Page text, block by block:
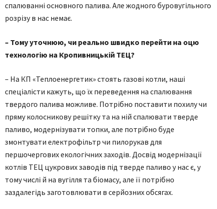
спалюванні основного палива. Але жодного буровугільного
розрізу в нас немає.
– Тому уточнюю, чи реально швидко перейти на оцю
технологію на Кропивницькій ТЕЦ?
– На КП «Теплоенергетик» стоять газові котли, наші
спеціалісти кажуть, що їх переведення на спалювання
твердого палива можливе. Потрібно поставити похилу чи
пряму колосникову решітку та на ній спалювати тверде
паливо, модернізувати топки, але потрібно буде
змонтувати електрофільтр чи пилорукав для
першочергових екологічних заходів. Досвід модернізації
котлів ТЕЦ цукрових заводів під тверде паливо у нас є, у
тому числі й на вугілля та біомасу, але її потрібно
заздалегідь заготовлювати в серйозних обсягах.